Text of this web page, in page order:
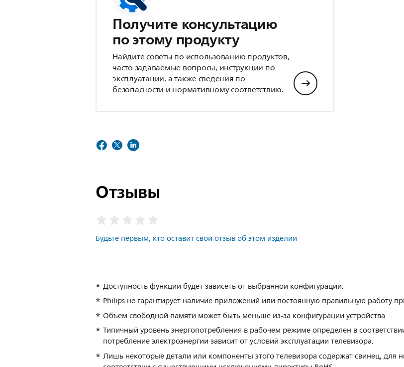
Получите консультацию
по этому продукту
Найдите советы по использованию продуктов,
часто задаваемые вопросы, инструкции по
эксплуатации, а также сведения по
безопасности и нормативному соответствию.
Отзывы
Будьте первым, кто оставит свой отзыв об этом изделии
Доступность функций будет зависеть от выбранной конфигурации.
Philips не гарантирует наличие приложений или постоянную правильную работу
Объем свободной памяти может быть меньше из-за конфигурации устройства
Типичный уровень энергопотребления в рабочем режиме определен в
потребление электроэнергии зависит от условий эксплуатации телевизора.
Лишь некоторые детали или компоненты этого телевизора содержат свинец, для